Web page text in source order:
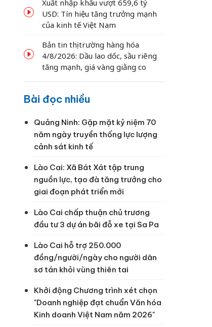
Xuất nhập khẩu vượt 659,6 tỷ
USD: Tín hiệu tăng trưởng mạnh
của kinh tế Việt Nam
Bản tin thị trường hàng hóa
4/8/2026: Dầu lao dốc, sầu riêng
tăng mạnh, giá vàng giằng co
Bài đọc nhiều
Quảng Ninh: Gặp mặt kỷ niệm 70
năm ngày truyền thống lực lượng
cảnh sát kinh tế
Lào Cai: Xã Bát Xát tập trung
nguồn lực, tạo đà tăng trưởng cho
giai đoạn phát triển mới
Lào Cai chấp thuận chủ trương
đầu tư 3 dự án bãi đỗ xe tại Sa Pa
Lào Cai hỗ trợ 250.000
đồng/người/ngày cho người dân
sơ tán khỏi vùng thiên tai
Khởi động Chương trình xét chọn
"Doanh nghiệp đạt chuẩn Văn hóa
Kinh doanh Việt Nam năm 2026"